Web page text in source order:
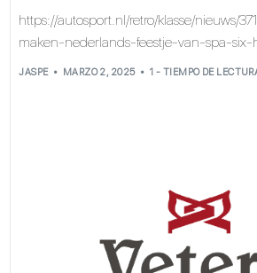
https://autosport.nl/retro/klasse/nieuws/
maken-nederlands-feestje-van-spa-six-
JASPE MARZO 2, 2025 1 - TIEMPO DE